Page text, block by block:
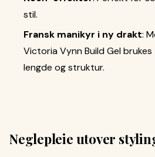
stil.
Fransk manikyr i ny drakt:
Victoria Vynn Build Gel
lengde og struktur.
Neglepleie utover